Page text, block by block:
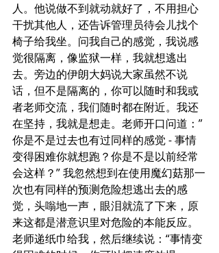
人。他说做不到就动就好了，不用担心
干扰其他人，还告诉管理员待会儿找个
椅子给我坐。问我自己的感觉，我说感
觉很隔离，像监狱一样，我就想逃出
去。旁边的伊朗大妈说大家虽然不说
话，但不是隔离的，你可以随时和我或
者老师交流，我们随时都在附近。我还
在坚持，我就是想走。老师开口问道：”
你是不是过去也有过同样的感觉 - 事情
变得困难你就想跑？你是不是以前经常
会这样？” 我忽然想到在使用魔幻菇那一
次也有同样的预测危险想逃出去的感
觉，头嗡地一声，眼泪就流了下来，原
来这都是潜意识里对危险的本能反应。
老师递纸巾给我，然后继续说：“事情变